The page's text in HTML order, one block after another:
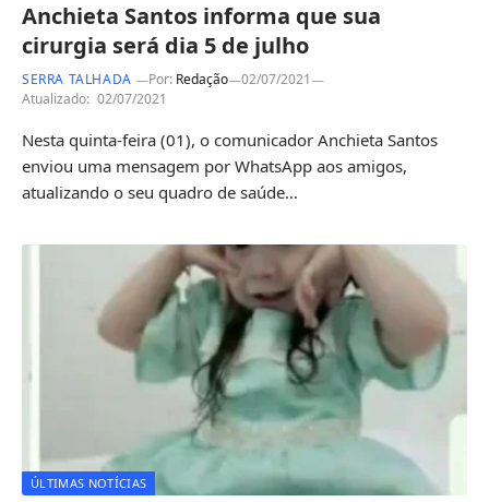
Anchieta Santos informa que sua
cirurgia será dia 5 de julho
SERRA TALHADA Por: Redação
02/07/2021
Atualizado: 02/07/2021
Nesta quinta-feira (01), o comunicador Anchieta Santos
enviou uma mensagem por WhatsApp aos amigos,
atualizando o seu quadro de saúde…
ÚLTIMAS NOTÍCIAS